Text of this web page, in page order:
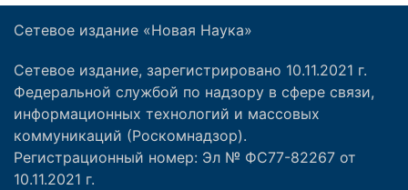
Сетевое издание «Новая Наука»
Сетевое издание, зарегистрировано 10.11.2021 г.
Федеральной службой по надзору в сфере связи,
информационных технологий и массовых
коммуникаций (Роскомнадзор).
Регистрационный номер: Эл № ФС77-82267 от
10.11.2021 г.